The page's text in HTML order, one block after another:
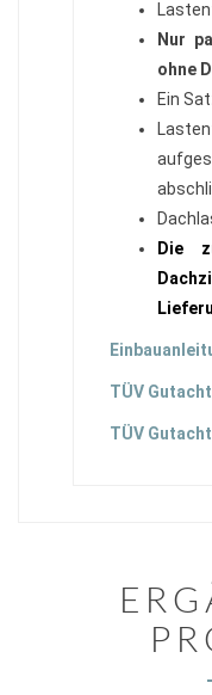
Nur
ohne
Ein
Die
TÜV
TÜV